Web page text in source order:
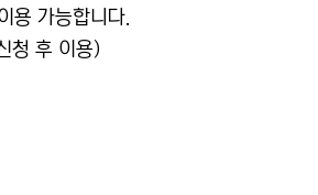
용 가능합니다.
청 후 이용)